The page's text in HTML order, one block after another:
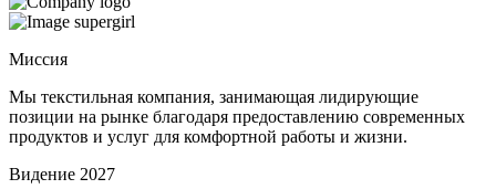
Миссия
Мы текстильная компания, занимающая лидирующие
позиции на рынке благодаря предоставлению современных
продуктов и услуг для комфортной работы и жизни.
Видение 2027